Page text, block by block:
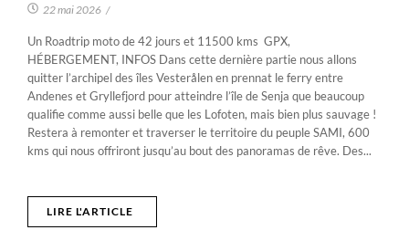
22 mai 2026 /
Un Roadtrip moto de 42 jours et 11500 kms GPX,
HÉBERGEMENT, INFOS Dans cette dernière partie nous allons
quitter l’archipel des îles Vesterålen en prennat le ferry entre
Andenes et Gryllefjord pour atteindre l’île de Senja que beaucoup
qualifie comme aussi belle que les Lofoten, mais bien plus sauvage !
Restera à remonter et traverser le territoire du peuple SAMI, 600
kms qui nous offriront jusqu’au bout des panoramas de rêve. Des...
LIRE L'ARTICLE